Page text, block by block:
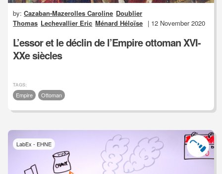
by:Cazaban-Mazerolles Caroline Doublier
Thomas Lechevallier Eric Ménard Héloïse | 12 November 2020
L’essor et le déclin de l’Empire ottoman XVI-
XXe siècles
TAGS:
Empire Ottoman
LabEx - EHNE